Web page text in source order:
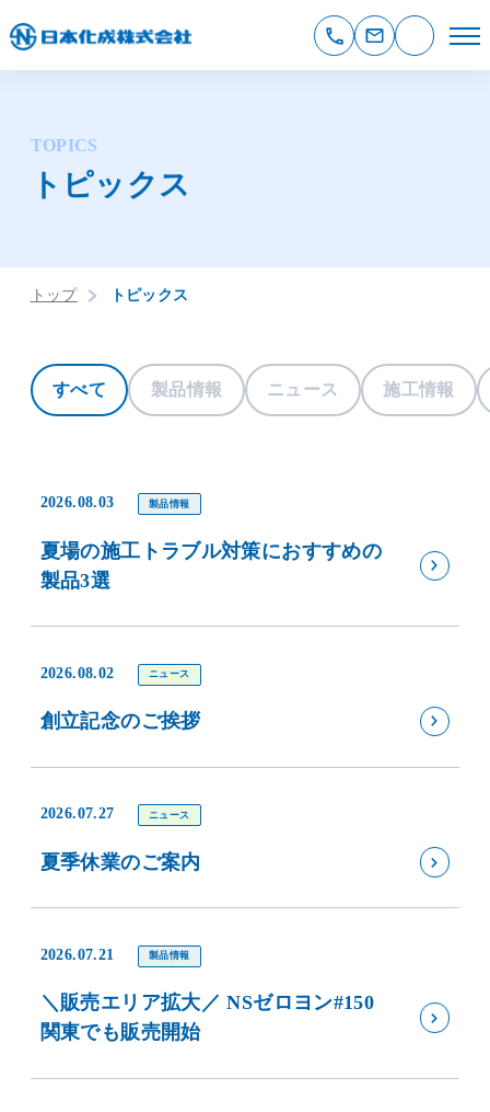
TOPICS
トピックス
トップ トピックス
すべて 製品情報 ニュース 施工情報
2026.08.03 製品情報
夏場の施工トラブル対策におすすめの
製品3選
2026.08.02 ニュース
創立記念のご挨拶
2026.07.27 ニュース
夏季休業のご案内
2026.07.21 製品情報
＼販売エリア拡大／ NSゼロヨン#150
関東でも販売開始